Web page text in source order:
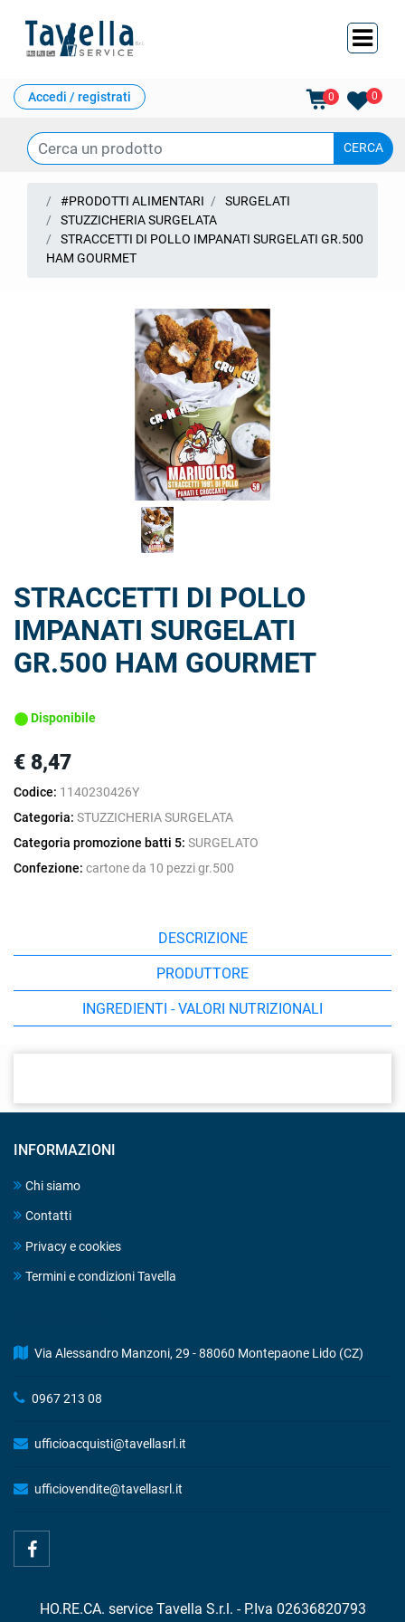
Accedi / registrati 0 0
#PRODOTTI ALIMENTARI
SURGELATI
STUZZICHERIA SURGELATA
STRACCETTI DI POLLO IMPANATI SURGELATI GR.500
HAM GOURMET
STRACCETTI DI POLLO
IMPANATI SURGELATI
GR.500 HAM GOURMET
Disponibile
€ 8,47
Codice: 1140230426Y
Categoria: STUZZICHERIA SURGELATA
Categoria promozione batti 5: SURGELATO
Confezione: cartone da 10 pezzi gr.500
DESCRIZIONE
PRODUTTORE
INGREDIENTI - VALORI NUTRIZIONALI
INFORMAZIONI
Chi siamo
Contatti
Privacy e cookies
Termini e condizioni Tavella
Via Alessandro Manzoni, 29 - 88060 Montepaone Lido (CZ)
0967 213 08
ufficioacquisti@tavellasrl.it
ufficiovendite@tavellasrl.it
HO.RE.CA. service Tavella S.r.l. - P.Iva 02636820793